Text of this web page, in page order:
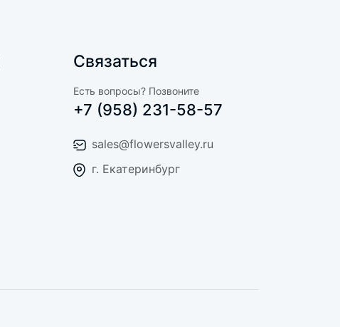
Связаться
Есть вопросы? Позвоните
+7 (958) 231-58-57
sales@flowersvalley.ru
г. Екатеринбург